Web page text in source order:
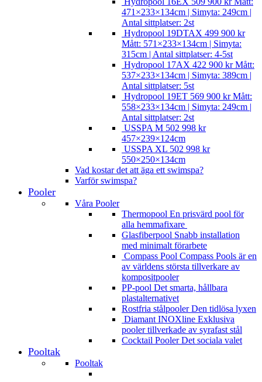
471×233×134cm | Simyta: 249cm |
Antal sittplatser: 2st
Hydropool 19DTAX 499 900 kr
Mått: 571×233×134cm | Simyta:
315cm | Antal sittplatser: 4-5st
Hydropool 17AX 422 900 kr Mått:
537×233×134cm | Simyta: 389cm |
Antal sittplatser: 5st
Hydropool 19ET 569 900 kr Mått:
558×233×134cm | Simyta: 249cm |
Antal sittplatser: 2st
USSPA M 502 998 kr
457×239×124cm
USSPA XL 502 998 kr
550×250×134cm
Vad kostar det att äga ett swimspa?
Varför swimspa?
Pooler
Våra Pooler
Thermopool En prisvärd pool för
alla hemmafixare
Glasfiberpool Snabb installation
med minimalt förarbete
Compass Pool Compass Pools är en
av världens största tillverkare av
kompositpooler
PP-pool Det smarta, hållbara
plastalternativet
Rostfria stålpooler Den tidlösa lyxen
Diamant INOXline Exklusiva
pooler tillverkade av syrafast stål
Cocktail Pooler Det sociala valet
Pooltak
Pooltak